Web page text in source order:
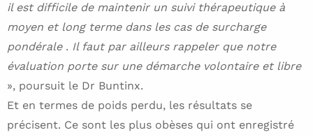
il est difficile de maintenir un suivi thérapeutique à
moyen et long terme dans les cas de surcharge
pondérale . Il faut par ailleurs rappeler que notre
évaluation porte sur une démarche volontaire et libre
», poursuit le Dr Buntinx.
Et en termes de poids perdu, les résultats se
précisent. Ce sont les plus obèses qui ont enregistré